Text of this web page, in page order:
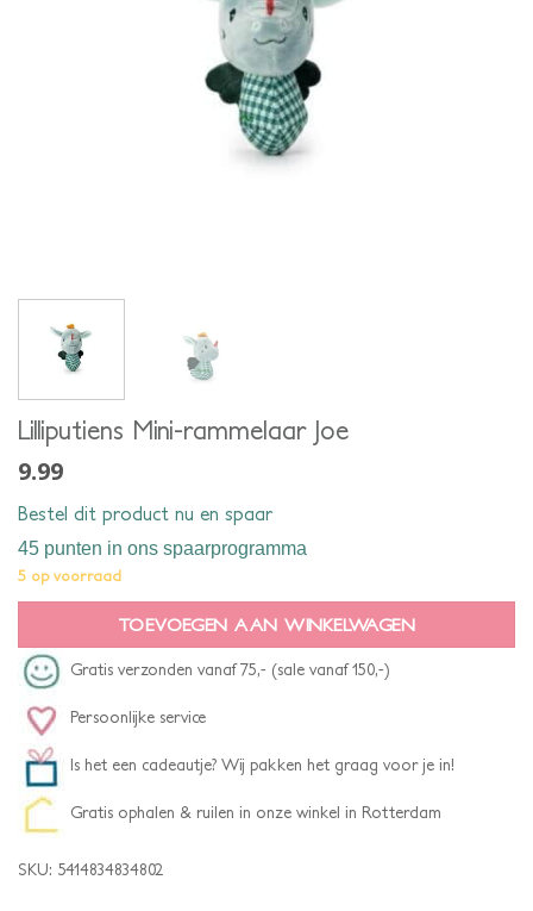
Lilliputiens Mini-rammelaar Joe
9.99
Bestel dit product nu en spaar
45 punten in ons spaarprogramma
5 op voorraad
TOEVOEGEN AAN WINKELWAGEN
Gratis verzonden vanaf 75,- (sale vanaf 150,-)
Persoonlijke service
Is het een cadeautje? Wij pakken het graag voor je in!
Gratis ophalen & ruilen in onze winkel in Rotterdam
SKU: 5414834834802